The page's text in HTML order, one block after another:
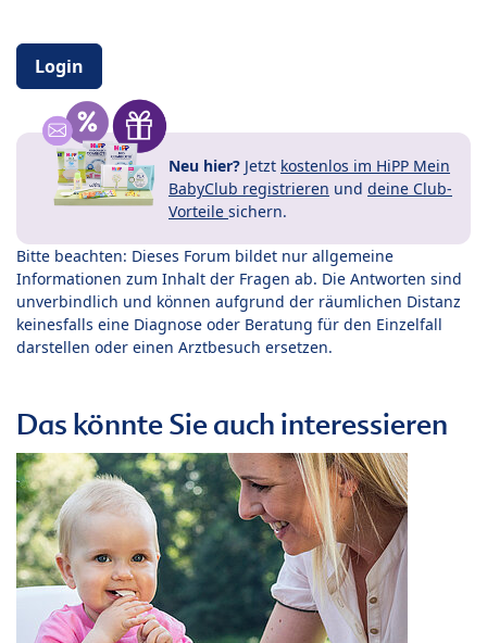
Login
Neu hier? Jetzt kostenlos im HiPP Mein
BabyClub registrieren und deine Club-
Vorteile sichern.
Bitte beachten: Dieses Forum bildet nur allgemeine
Informationen zum Inhalt der Fragen ab. Die Antworten sind
unverbindlich und können aufgrund der räumlichen Distanz
keinesfalls eine Diagnose oder Beratung für den Einzelfall
darstellen oder einen Arztbesuch ersetzen.
Das könnte Sie auch interessieren